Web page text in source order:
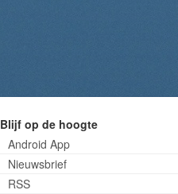
Blijf op de hoogte
Android App
Nieuwsbrief
RSS